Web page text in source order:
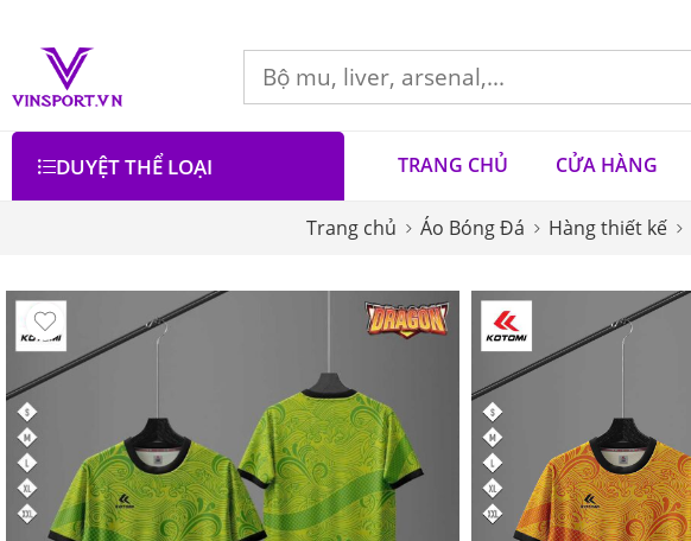
DUYỆT THỂ LOẠI TRANG CHỦ CỬA HÀNG
Trang chủ Áo Bóng Đá Hàng thiết kế